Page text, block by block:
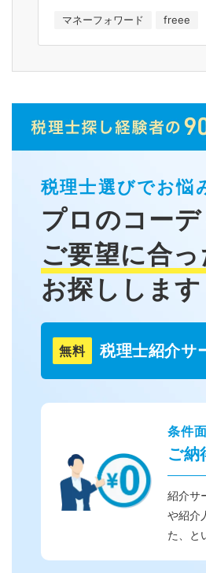
マネーフォワード freee
税理士選びでお悩
プロのコー
ご要望に合
お探しします
無料 税理士紹介サ
条件
ご納
紹介サ
や紹介
た、と